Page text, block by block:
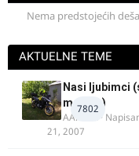
Nema predstojećih
AKTUELNE TEME
7802
Nasi ljubimci
motora)
AArnold ·
21, 2007